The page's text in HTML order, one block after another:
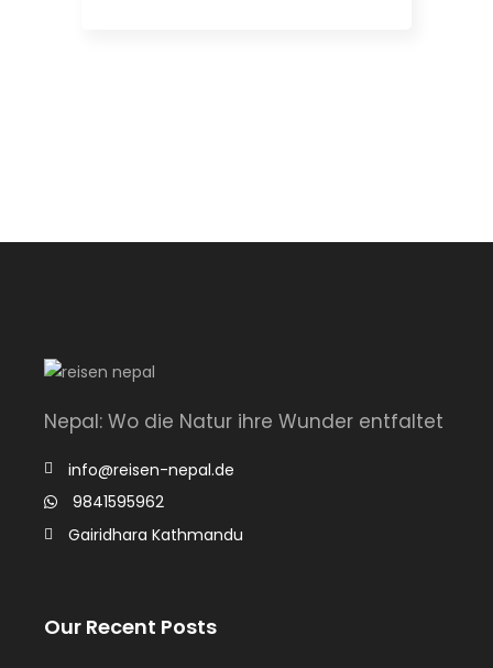
Nepal: Wo die Natur ihre Wunder entfaltet
info@reisen-nepal.de
9841595962
Gairidhara Kathmandu
Our Recent Posts